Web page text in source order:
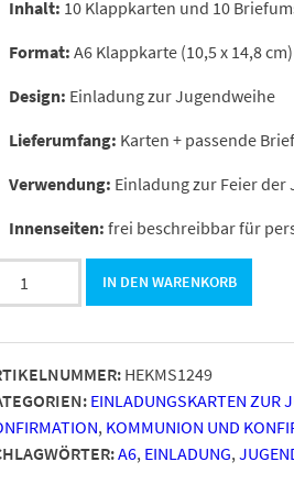
Inhalt: 10 Klappkarten und 10
Format: A6 Klappkarte (10,5 x 14,8 cm)
Design: Einladung zur Jugendweihe
Lieferumfang: Karten + passende
Verwendung: Einladung zur Feier der
Innenseiten: frei beschreibbar für
IN DEN WARENKORB
HEKMS1249
EINLADUNGSKARTEN ZUR
, KOMMUNION UND
A6, EINLADUNG,